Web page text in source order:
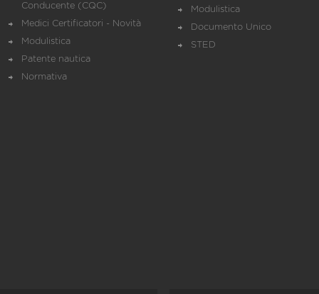
Conducente (CQC)
Medici Certificatori - Novità
Modulistica
Patente nautica
Normativa
Modulistica
Documento Unico
STED